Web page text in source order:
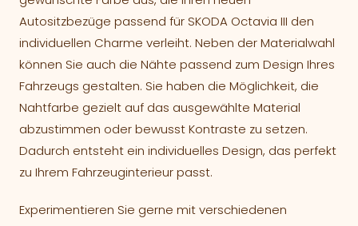
Autositzbezüge passend für SKODA Octavia III den
individuellen Charme verleiht. Neben der Materialwahl
können Sie auch die Nähte passend zum Design Ihres
Fahrzeugs gestalten. Sie haben die Möglichkeit, die
Nahtfarbe gezielt auf das ausgewählte Material
abzustimmen oder bewusst Kontraste zu setzen.
Dadurch entsteht ein individuelles Design, das perfekt
zu Ihrem Fahrzeuginterieur passt.
Experimentieren Sie gerne mit verschiedenen